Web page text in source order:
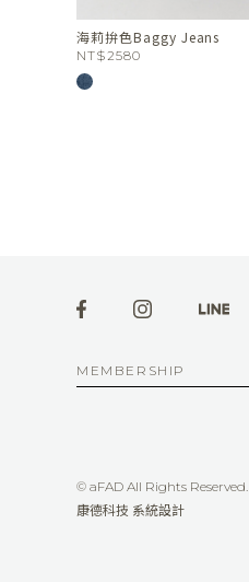
海莉拚色Baggy Jeans
NT$2580
MEMBERSHIP
© aFAD All Rights Reserved.
康德科技 系統設計